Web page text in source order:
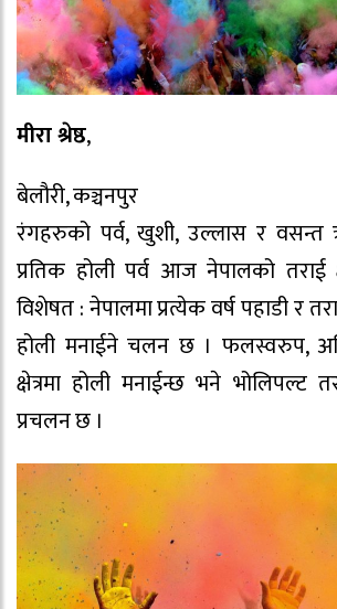
मीरा श्रेष्ठ,
बेलौरी, कञ्चनपुर
रंगहरुको पर्व, खुशी, उल्लास र
प्रतिक होली पर्व आज नेपालको तराई
विशेषत : नेपालमा प्रत्येक वर्ष पहाडी र
होली मनाईने चलन छ । फलस्वरुप,
क्षेत्रमा होली मनाईन्छ भने भोलिपल्ट
प्रचलन छ ।